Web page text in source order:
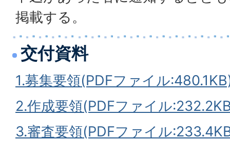
掲載する。
交付資料
1.募集要領(PDFファイル
2.作成要領(PDFファイル
3.審査要領(PDFファイル